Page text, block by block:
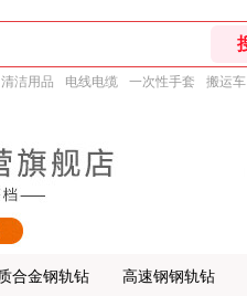
清洁用品 电线电缆 一次性手套 搬运车
合金钢轨钻 高速钢钢轨钻